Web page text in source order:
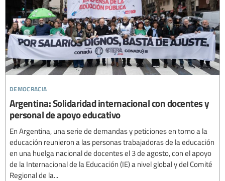
democracia
Argentina: Solidaridad internacional con docentes y
personal de apoyo educativo
En Argentina, una serie de demandas y peticiones en torno a la
educación reunieron a las personas trabajadoras de la educación
en una huelga nacional de docentes el 3 de agosto, con el apoyo
de la Internacional de la Educación (IE) a nivel global y del Comité
Regional de la...